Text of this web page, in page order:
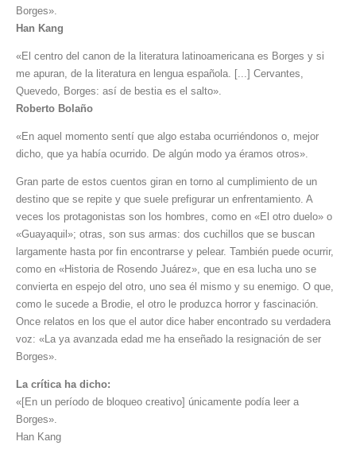
Borges».
Han Kang
«El centro del canon de la literatura latinoamericana es Borges y si
me apuran, de la literatura en lengua española. [...] Cervantes,
Quevedo, Borges: así de bestia es el salto».
Roberto Bolaño
«En aquel momento sentí que algo estaba ocurriéndonos o, mejor
dicho, que ya había ocurrido. De algún modo ya éramos otros».
Gran parte de estos cuentos giran en torno al cumplimiento de un
destino que se repite y que suele prefigurar un enfrentamiento. A
veces los protagonistas son los hombres, como en «El otro duelo» o
«Guayaquil»; otras, son sus armas: dos cuchillos que se buscan
largamente hasta por fin encontrarse y pelear. También puede ocurrir,
como en «Historia de Rosendo Juárez», que en esa lucha uno se
convierta en espejo del otro, uno sea él mismo y su enemigo. O que,
como le sucede a Brodie, el otro le produzca horror y fascinación.
Once relatos en los que el autor dice haber encontrado su verdadera
voz: «La ya avanzada edad me ha enseñado la resignación de ser
Borges».
La crítica ha dicho:
«[En un período de bloqueo creativo] únicamente podía leer a
Borges».
Han Kang